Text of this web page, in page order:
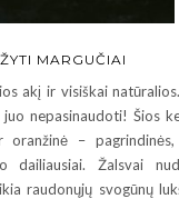
MARGUČIAI
akį ir visiškai
nepasinaudoti! Šios
oranžinė –
dailiausiai. Žalsvai
raudonųjų svogūnų